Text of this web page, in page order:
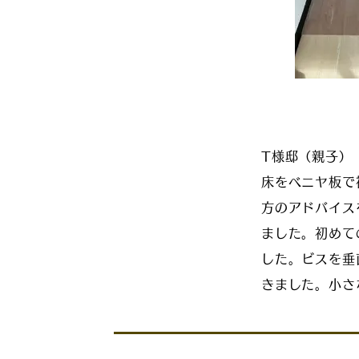
T様邸（親子）
床をベニヤ板
方のアドバイ
ました。初め
した。ビスを
きました。小